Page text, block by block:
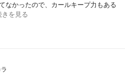
なかったので、カールキープ力もある
きを見る